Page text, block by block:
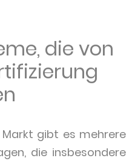
die von
gibt es mehrere
die insbesondere